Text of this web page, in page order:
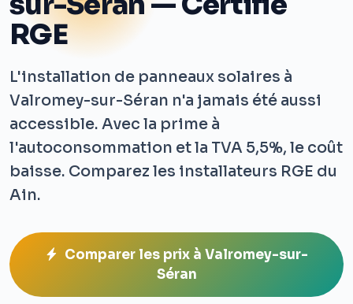
RGE
L'installation de panneaux solaires à
Valromey-sur-Séran n'a jamais été aussi
accessible. Avec la prime à
l'autoconsommation et la TVA 5,5%, le coût
baisse. Comparez les installateurs RGE du
Ain.
Comparer les prix à Valromey-sur-
Séran